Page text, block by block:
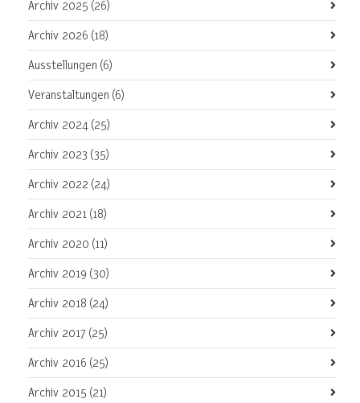
Archiv 2025 (26)
Archiv 2026 (18)
Ausstellungen (6)
Veranstaltungen (6)
Archiv 2024 (25)
Archiv 2023 (35)
Archiv 2022 (24)
Archiv 2021 (18)
Archiv 2020 (11)
Archiv 2019 (30)
Archiv 2018 (24)
Archiv 2017 (25)
Archiv 2016 (25)
Archiv 2015 (21)